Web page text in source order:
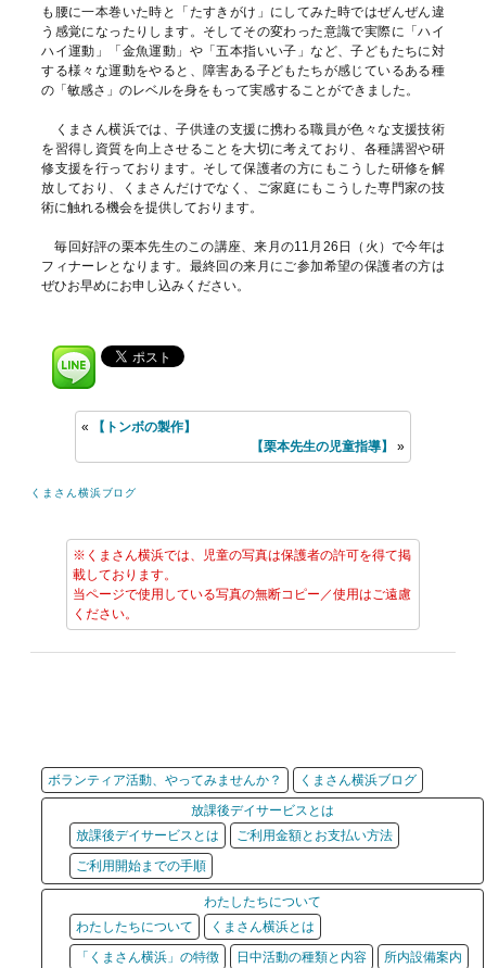
も腰に一本巻いた時と「たすきがけ」にしてみた時ではぜんぜん違
う感覚になったりします。そしてその変わった意識で実際に「ハイ
ハイ運動」「金魚運動」や「五本指いい子」など、子どもたちに対
する様々な運動をやると、障害ある子どもたちが感じているある種
の「敏感さ」のレベルを身をもって実感することができました。
くまさん横浜では、子供達の支援に携わる職員が色々な支援技術
を習得し資質を向上させることを大切に考えており、各種講習や研
修支援を行っております。そして保護者の方にもこうした研修を解
放しており、くまさんだけでなく、ご家庭にもこうした専門家の技
術に触れる機会を提供しております。
毎回好評の栗本先生のこの講座、来月の11月26日（火）で今年は
フィナーレとなります。最終回の来月にご参加希望の保護者の方は
ぜひお早めにお申し込みください。
«
【トンボの製作】
【栗本先生の児童指導】
»
くまさん横浜ブログ
※くまさん横浜では、児童の写真は保護者の許可を得て掲
載しております。
当ページで使用している写真の無断コピー／使用はご遠慮
ください。
ボランティア活動、やってみませんか？
くまさん横浜ブログ
放課後デイサービスとは
放課後デイサービスとは
ご利用金額とお支払い方法
ご利用開始までの手順
わたしたちについて
わたしたちについて
くまさん横浜とは
「くまさん横浜」の特徴
日中活動の種類と内容 所内設備案内